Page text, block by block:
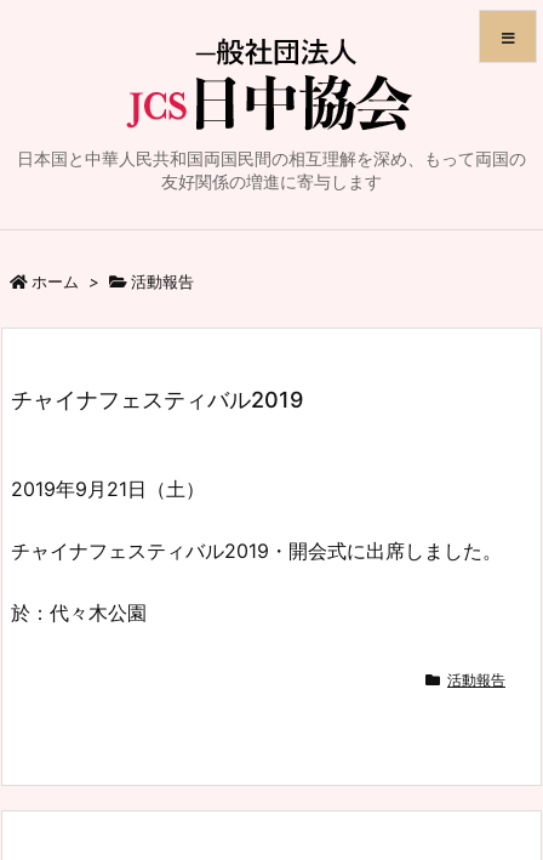
日本国と中華人民共和国両国民間の相互理解を深め、もって両国の
友好関係の増進に寄与します
ホーム > 活動報告
チャイナフェスティバル2019
2019年9月21日（土）
チャイナフェスティバル2019・開会式に出席しました。
於：代々木公園
活動報告